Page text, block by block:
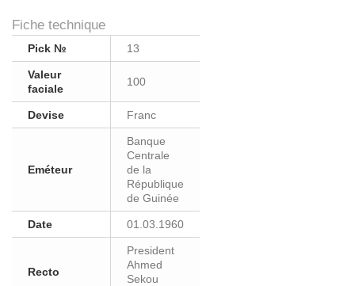
Fiche technique
Pick № 13
Valeur
faciale
100
Devise Franc
Eméteur
Banque
Centrale
de la
République
de Guinée
Date 01.03.1960
Recto
President
Ahmed
Sekou